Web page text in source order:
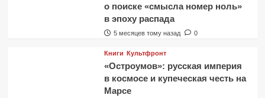
о поиске «смысла номер ноль»
в эпоху распада
5 месяцев тому назад 0
Книги Культфронт
«Остроумов»: русская империя
в космосе и купеческая честь на
Марсе